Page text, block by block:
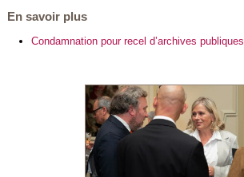
En savoir plus
Condamnation pour recel d’archives publiques